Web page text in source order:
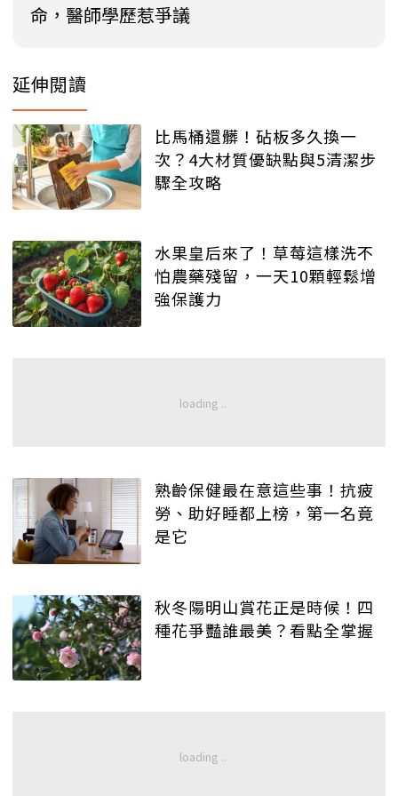
命，醫師學歷惹爭議
延伸閱讀
比馬桶還髒！砧板多久換一
次？4大材質優缺點與5清潔步
驟全攻略
水果皇后來了！草莓這樣洗不
怕農藥殘留，一天10顆輕鬆增
強保護力
熟齡保健最在意這些事！抗疲
勞、助好睡都上榜，第一名竟
是它
秋冬陽明山賞花正是時候！四
種花爭豔誰最美？看點全掌握